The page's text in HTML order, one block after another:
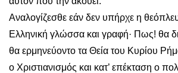
Αναλογίζεσθε εάν δεν υπήρχε η
Ελληνική γλώσσα και γραφή· Πως! θα
θα ερμηνεύοντο τα Θεία του Κυρίου
ο Χριστιανισμός και κατ’ επέκταση ο